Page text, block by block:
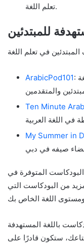
تعلم اللغة.
للمبتدئين
ArabicPod101: بودكاست عربي يوفر دروساً متنوعة في اللغة
Ten Minute
My Summer in
المتوفرة في
من البودكاست التي
باللغة المستهدفة
ستكون قادرًا على